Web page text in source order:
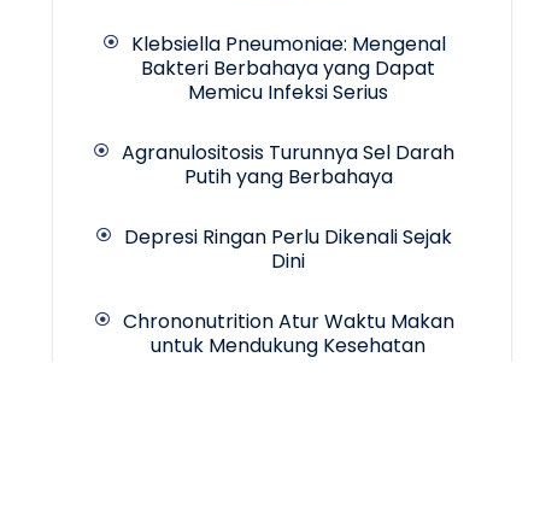
Klebsiella Pneumoniae: Mengenal
Bakteri Berbahaya yang Dapat
Memicu Infeksi Serius
Agranulositosis Turunnya Sel Darah
Putih yang Berbahaya
Depresi Ringan Perlu Dikenali Sejak
Dini
Chrononutrition Atur Waktu Makan
untuk Mendukung Kesehatan